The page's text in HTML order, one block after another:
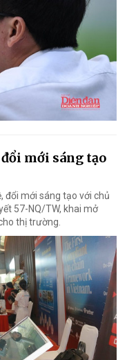
mới sáng tạo
đổi mới sáng tạo với chủ
57-NQ/TW, khai mở
thị trường.